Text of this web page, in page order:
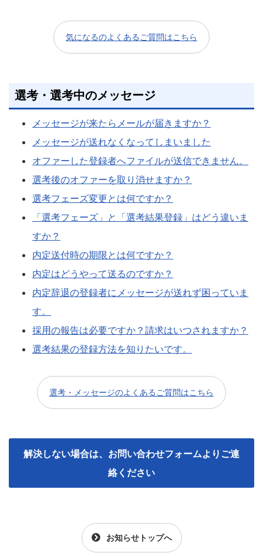
気になるのよくあるご質問はこちら
選考・選考中のメッセージ
メッセージが来たらメールが届きますか？
メッセージが送れなくなってしまいました
オファーした登録者へファイルが送信できません。
選考後のオファーを取り消せますか？
選考フェーズ変更とは何ですか？
「選考フェーズ」と「選考結果登録」はどう違いま
すか？
内定送付時の期限とは何ですか？
内定はどうやって送るのですか？
内定辞退の登録者にメッセージが送れず困っていま
す。
採用の報告は必要ですか？請求はいつされますか？
選考結果の登録方法を知りたいです。
選考・メッセージのよくあるご質問はこちら
解決しない場合は、お問い合わせフォームよりご連
絡ください
お知らせトップへ